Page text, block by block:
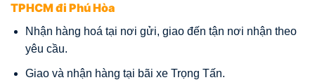
TPHCM đi Phú Hòa
Nhận hàng hoá tại nơi gửi, giao đến tận nơi nhận theo
yêu cầu.
Giao và nhận hàng tại bãi xe Trọng Tấn.